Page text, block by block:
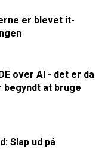
er blevet it-
over AI - det er da
at bruge
Slap ud på